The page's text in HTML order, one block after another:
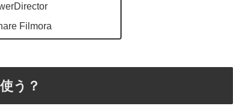
Filmora
う？